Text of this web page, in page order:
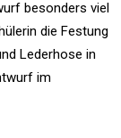
besonders viel
die Festung
Lederhose in
im